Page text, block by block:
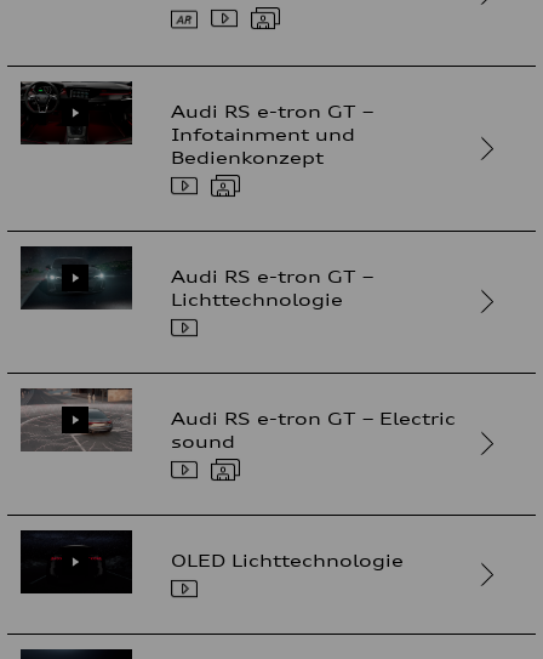
Audi RS e-tron GT –
Infotainment und
Bedienkonzept
Audi RS e-tron GT –
Lichttechnologie
Audi RS e-tron GT – Electric
sound
OLED Lichttechnologie